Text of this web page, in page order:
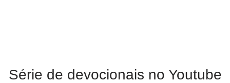
Série de devocionais no Youtube